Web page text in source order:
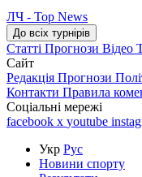
ЛЧ - Top News
До всіх турнірів
Статті Прогнози Відео
Сайт
Редакція Прогнози
Контакти Правила
Соціальні мережі
facebook x youtube
Укр Рус
Новини спорту